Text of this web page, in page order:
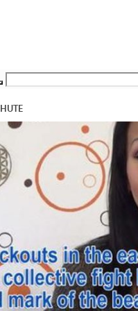
idées et solutions.